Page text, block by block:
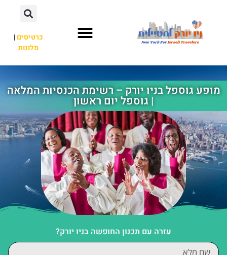
כרטיסים|
מלונות
מופע גוספל בניו יורק – רשימת הכנסיות המלאה
| גוספל יום ראשון
עזרה עם תכנון החופשה בניו יורק?